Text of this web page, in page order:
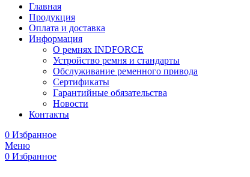
Главная
Продукция
Оплата и доставка
Информация
О ремнях INDFORCE
Устройство ремня и стандарты
Обслуживание ременного привода
Сертификаты
Гарантийные обязательства
Новости
Контакты
0 Избранное
Меню
0 Избранное